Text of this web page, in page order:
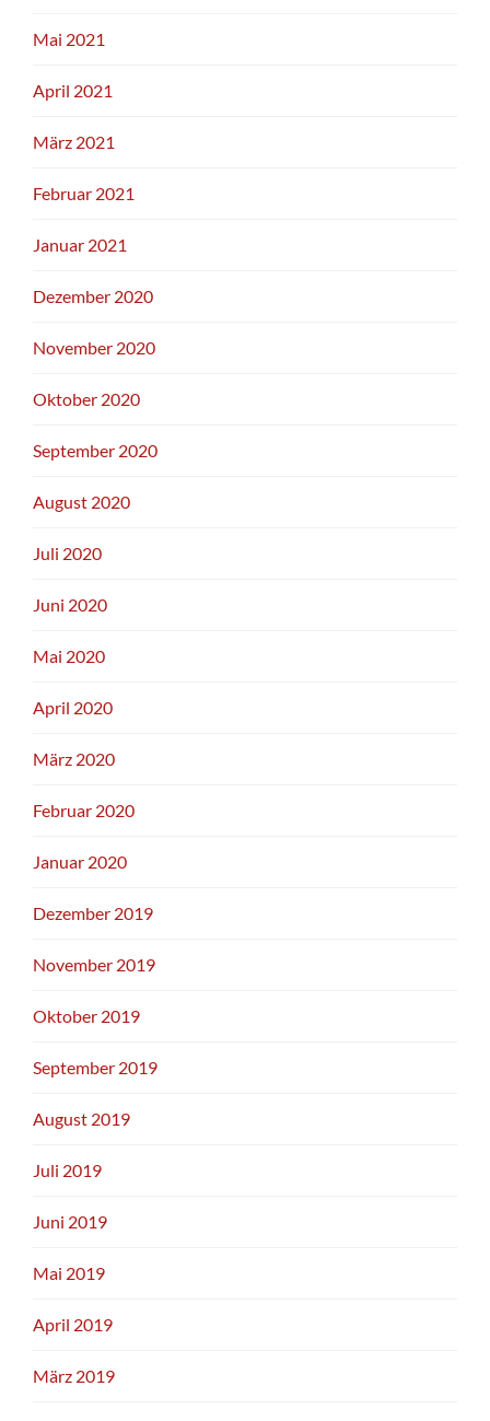
Mai 2021
April 2021
März 2021
Februar 2021
Januar 2021
Dezember 2020
November 2020
Oktober 2020
September 2020
August 2020
Juli 2020
Juni 2020
Mai 2020
April 2020
März 2020
Februar 2020
Januar 2020
Dezember 2019
November 2019
Oktober 2019
September 2019
August 2019
Juli 2019
Juni 2019
Mai 2019
April 2019
März 2019